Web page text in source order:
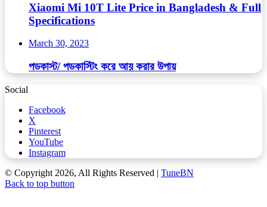
Xiaomi Mi 10T Lite Price in Bangladesh & Full
Specifications
March 30, 2023
পডকাস্ট/ পডকাস্টিং করে আয় করার উপায়
Social
Facebook
X
Pinterest
YouTube
Instagram
© Copyright 2026, All Rights Reserved | TuneBN
Back to top button